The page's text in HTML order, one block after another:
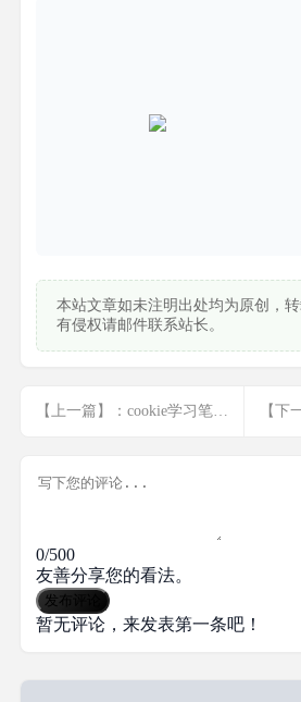
本站文章如未注明出处均为原创，
有侵权请邮件联系站长。
【上一篇】：cookie学习笔记(基础)
0/500
友善分享您的看法。
发布评论
暂无评论，来发表第一条吧！